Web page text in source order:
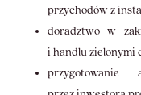
przychodów z
doradztwo w
i handlu zielonymi